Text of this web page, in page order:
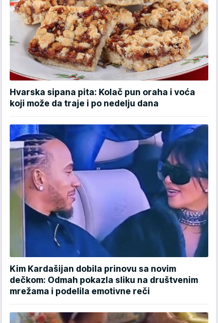
Hvarska sipana pita: Kolač pun oraha i voća
koji može da traje i po nedelju dana
Kim Kardašijan dobila prinovu sa novim
dečkom: Odmah pokazla sliku na društvenim
mrežama i podelila emotivne reči